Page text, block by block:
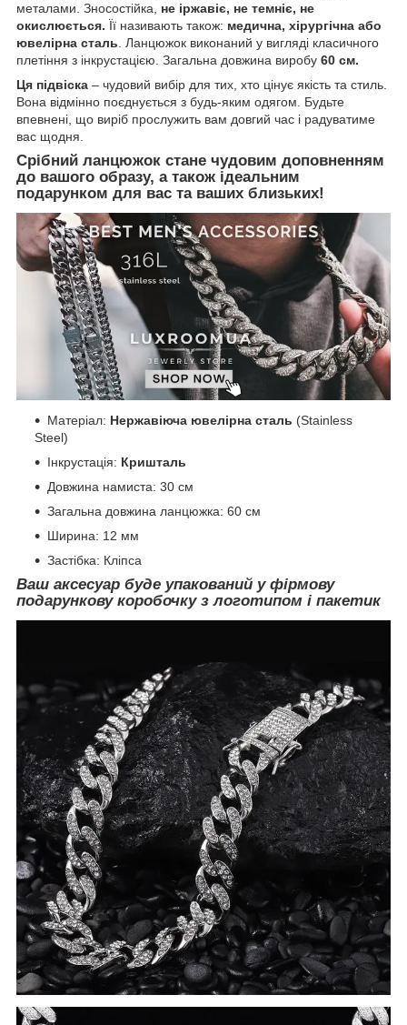
металами. Зносостійка, не іржавіє, не темніє, не
окислюється. Її називають також: медична, хірургічна або
ювелірна сталь. Ланцюжок виконаний у вигляді класичного
плетіння з інкрустацією. Загальна довжина виробу 60 см.
Ця підвіска – чудовий вибір для тих, хто цінує якість та стиль.
Вона відмінно поєднується з будь-яким одягом. Будьте
впевнені, що виріб прослужить вам довгий час і радуватиме
вас щодня.
Срібний ланцюжок стане чудовим доповненням
до вашого образу, а також ідеальним
подарунком для вас та ваших близьких!
Матеріал: Нержавіюча ювелірна сталь (Stainless
Steel)
Інкрустація: Кришталь
Довжина намиста: 30 см
Загальна довжина ланцюжка: 60 см
Ширина: 12 мм
Застібка: Кліпса
Ваш аксесуар буде упакований у фірмову
подарункову коробочкуз логотипом і пакетик